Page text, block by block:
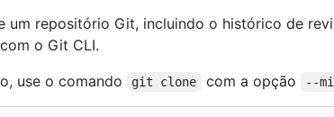
um repositório Git, incluindo o histórico de
o Git CLI.
use o comando
git clone com a opção --